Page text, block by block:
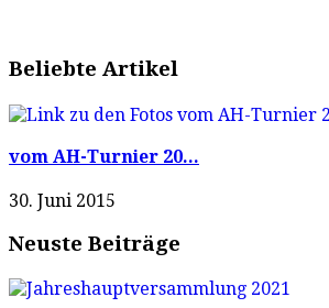
Beliebte Artikel
vom AH-Turnier 20...
30. Juni 2015
Neuste Beiträge